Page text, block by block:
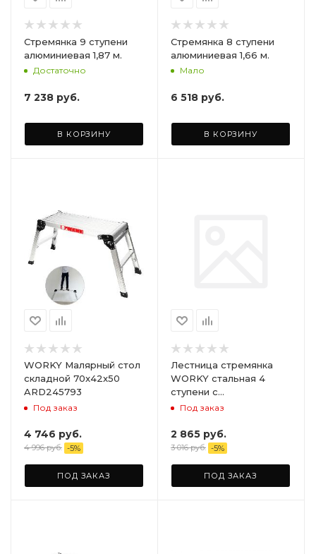
Стремянка 9 ступени
алюминиевая 1,87 м.
Достаточно
7 238 руб.
В КОРЗИНУ
Стремянка 8 ступени
алюминиевая 1,66 м.
Мало
6 518 руб.
В КОРЗИНУ
WORKY Малярный стол
складной 70x42x50
ARD245793
Под заказ
4 746 руб.
4 996руб. -5%
ПОД ЗАКАЗ
Лестница стремянка
WORKY стальная 4
ступени с
антискользящим
Под заказ
2 865 руб.
3 016руб. -5%
ПОД ЗАКАЗ